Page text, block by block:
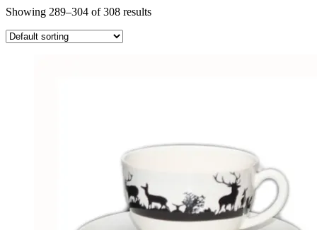
Showing 289–304 of 308 results